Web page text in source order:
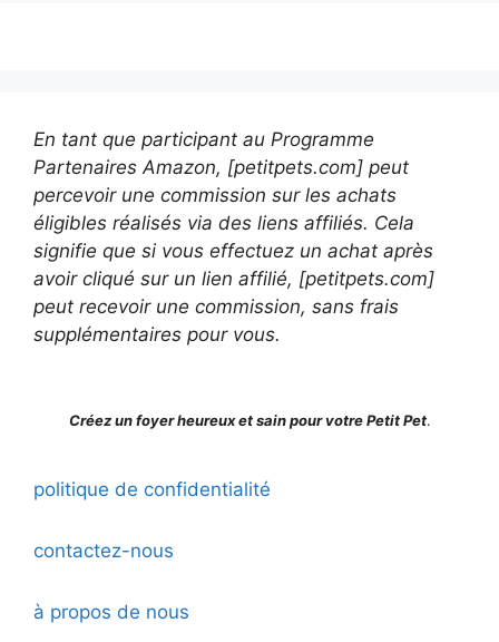
En tant que participant au Programme
Partenaires Amazon, [petitpets.com] peut
percevoir une commission sur les achats
éligibles réalisés via des liens affiliés. Cela
signifie que si vous effectuez un achat après
avoir cliqué sur un lien affilié, [petitpets.com]
peut recevoir une commission, sans frais
supplémentaires pour vous.
Créez un foyer heureux et sain pour votre Petit Pet.
politique de confidentialité
contactez-nous
à propos de nous